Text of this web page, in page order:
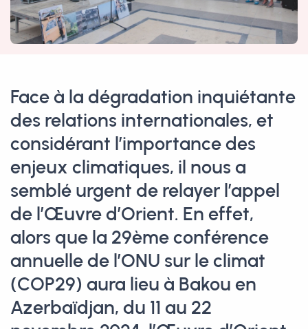
Face à la dégradation inquiétante
des relations internationales, et
considérant l’importance des
enjeux climatiques, il nous a
semblé urgent de relayer l’appel
de l’Œuvre d’Orient. En effet,
alors que la 29ème conférence
annuelle de l’ONU sur le climat
(COP29) aura lieu à Bakou en
Azerbaïdjan, du 11 au 22